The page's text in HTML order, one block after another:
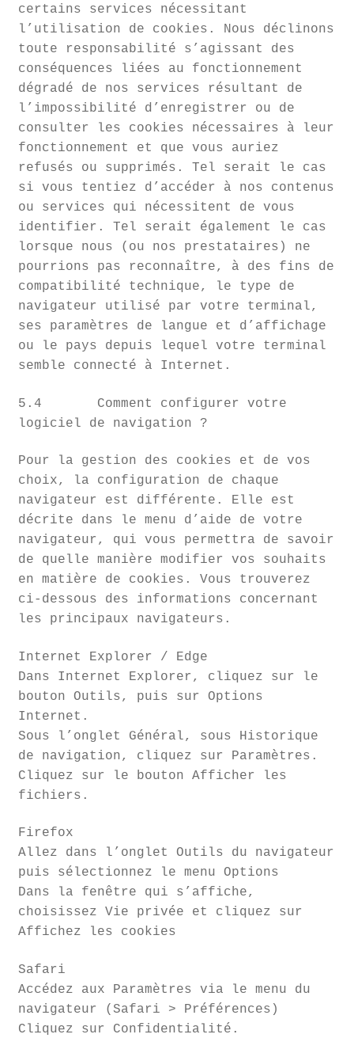
certains services nécessitant
l’utilisation de cookies. Nous déclinons
toute responsabilité s’agissant des
conséquences liées au fonctionnement
dégradé de nos services résultant de
l’impossibilité d’enregistrer ou de
consulter les cookies nécessaires à leur
fonctionnement et que vous auriez
refusés ou supprimés. Tel serait le cas
si vous tentiez d’accéder à nos contenus
ou services qui nécessitent de vous
identifier. Tel serait également le cas
lorsque nous (ou nos prestataires) ne
pourrions pas reconnaître, à des fins de
compatibilité technique, le type de
navigateur utilisé par votre terminal,
ses paramètres de langue et d’affichage
ou le pays depuis lequel votre terminal
semble connecté à Internet.
5.4 Comment configurer votre
logiciel de navigation ?
Pour la gestion des cookies et de vos
choix, la configuration de chaque
navigateur est différente. Elle est
décrite dans le menu d’aide de votre
navigateur, qui vous permettra de savoir
de quelle manière modifier vos souhaits
en matière de cookies. Vous trouverez
ci-dessous des informations concernant
les principaux navigateurs.
Internet Explorer / Edge
Dans Internet Explorer, cliquez sur le
bouton Outils, puis sur Options
Internet.
Sous l’onglet Général, sous Historique
de navigation, cliquez sur Paramètres.
Cliquez sur le bouton Afficher les
fichiers.
Firefox
Allez dans l’onglet Outils du navigateur
puis sélectionnez le menu Options
Dans la fenêtre qui s’affiche,
choisissez Vie privée et cliquez sur
Affichez les cookies
Safari
Accédez aux Paramètres via le menu du
navigateur (Safari > Préférences)
Cliquez sur Confidentialité.